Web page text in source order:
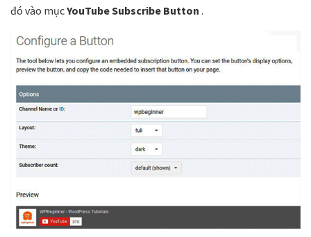
đó vào mụcYouTube Subscribe Button .